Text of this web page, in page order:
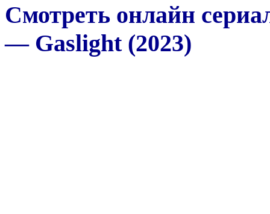
Смотреть онлайн
— Gaslight (2023)